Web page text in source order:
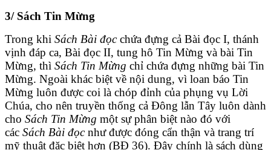
3/ Sách Tin Mừng
Trong khi Sách Bài đọcchứa đựng cả Bài đọc I, thánh
vịnh đáp ca, Bài đọc II, tung hô Tin Mừng và bài Tin
Mừng, thì Sách Tin Mừng chỉ chứa đựng những bài Tin
Mừng. Ngoài khác biệt về nội dung, vì loan báo Tin
Mừng luôn được coi là chóp đỉnh của phụng vụ Lời
Chúa, cho nên truyền thống cả Đông lẫn Tây luôn dành
cho Sách Tin Mừng một sự phân biệt nào đó với
các Sách Bài đọcnhư được đóng cẩn thận và trang trí
mỹ thuật đặc biệt hơn (BĐ 36). Đây chính là sách dùng